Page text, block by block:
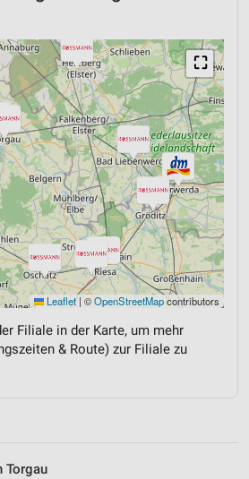
⛶
Leaflet | ©OpenStreetMapcontributors
Filiale in der Karte, um mehr
& Route) zur Filiale zu
Torgau